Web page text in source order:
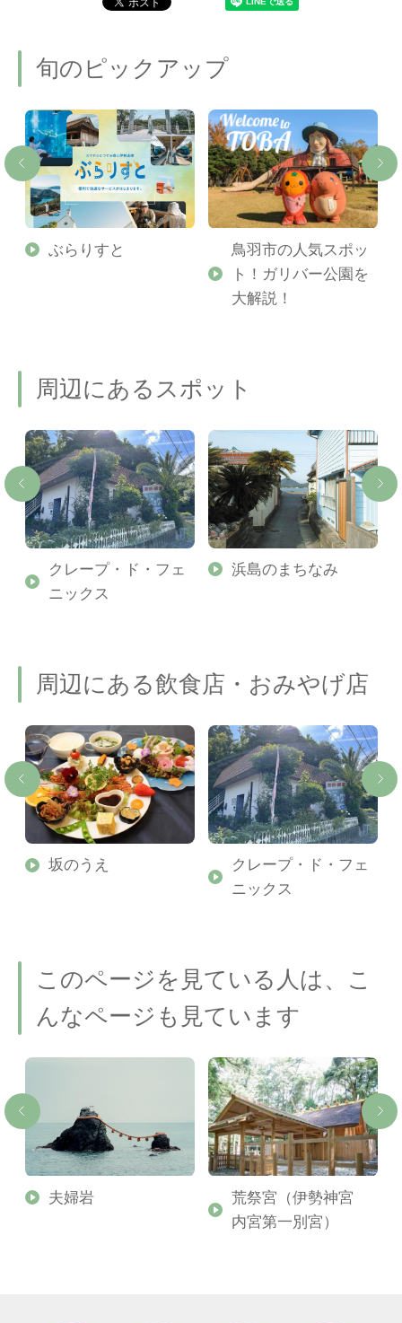
旬のピックアップ
ぶらりすと
鳥羽市の人気スポッ
ト！ガリバー公園を
大解説！
周辺にあるスポット
クレープ・ド・フェ
ニックス
浜島のまちなみ
周辺にある飲食店・おみやげ店
坂のうえ
クレープ・ド・フェ
ニックス
このページを見ている人は、こ
んなページも見ています
夫婦岩
荒祭宮（伊勢神宮
内宮第一別宮）